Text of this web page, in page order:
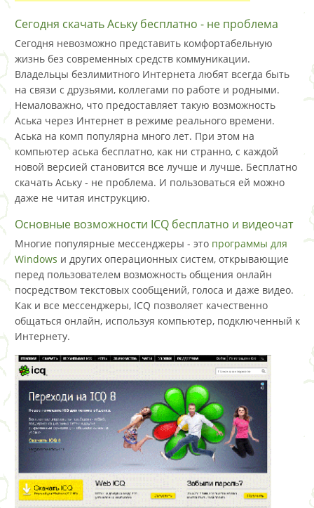
Сегодня скачать Аську бесплатно - не проблема
Сегодня невозможно представить комфортабельную
жизнь без современных средств коммуникации.
Владельцы безлимитного Интернета любят всегда быть
на связи с друзьями, коллегами по работе и родными.
Немаловажно, что предоставляет такую возможность
Аська через Интернет в режиме реального времени.
Аська на комп популярна много лет. При этом на
компьютер аська бесплатно, как ни странно, с каждой
новой версией становится все лучше и лучше. Бесплатно
скачать Аську - не проблема. И пользоваться ей можно
даже не читая инструкцию.
Основные возможности ICQ бесплатно и видеочат
Многие популярные мессенджеры - это программы для
Windows и других операционных систем, открывающие
перед пользователем возможность общения онлайн
посредством текстовых сообщений, голоса и даже видео.
Как и все мессенджеры, ICQ позволяет качественно
общаться онлайн, используя компьютер, подключенный к
Интернету.